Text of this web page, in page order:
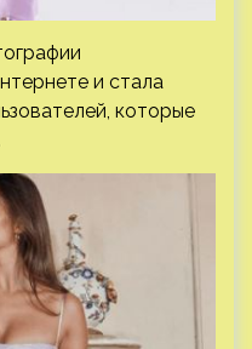
и стала
которые